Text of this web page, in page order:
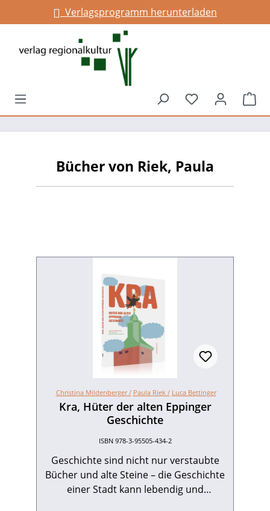
springenVerlagsprogramm herunterladen
Du hast 0
Bücher von Riek, Paula
Christina Mildenberger / Paula Riek / Luca Bettinger
Kra, Hüter der alten Eppinger
Geschichte
ISBN 978-3-95505-434-2
Geschichte sind nicht nur verstaubte
Bücher und alte Steine – die Geschichte
einer Stadt kann lebendig und